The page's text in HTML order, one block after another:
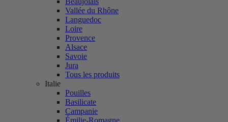
Vallée du Rhône
Languedoc
Loire
Provence
Alsace
Savoie
Jura
Tous les produits
Italie
Pouilles
Basilicate
Campanie